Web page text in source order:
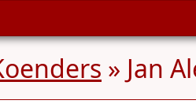
» Jan